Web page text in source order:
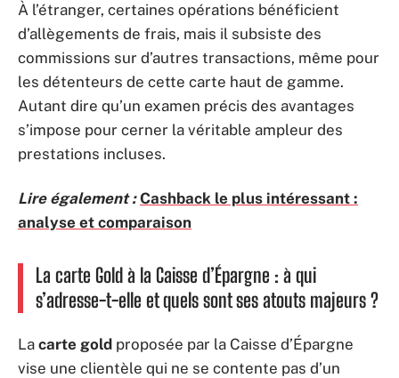
À l’étranger, certaines opérations bénéficient
d’allègements de frais, mais il subsiste des
commissions sur d’autres transactions, même pour
les détenteurs de cette carte haut de gamme.
Autant dire qu’un examen précis des avantages
s’impose pour cerner la véritable ampleur des
prestations incluses.
Lire également : Cashback le plus intéressant :
analyse et comparaison
La carte Gold à la Caisse d’Épargne : à qui
s’adresse-t-elle et quels sont ses atouts majeurs ?
La carte gold proposée par la Caisse d’Épargne
vise une clientèle qui ne se contente pas d’un